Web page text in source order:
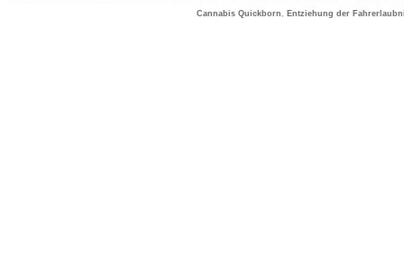
Cannabis Quickborn, Entziehung der